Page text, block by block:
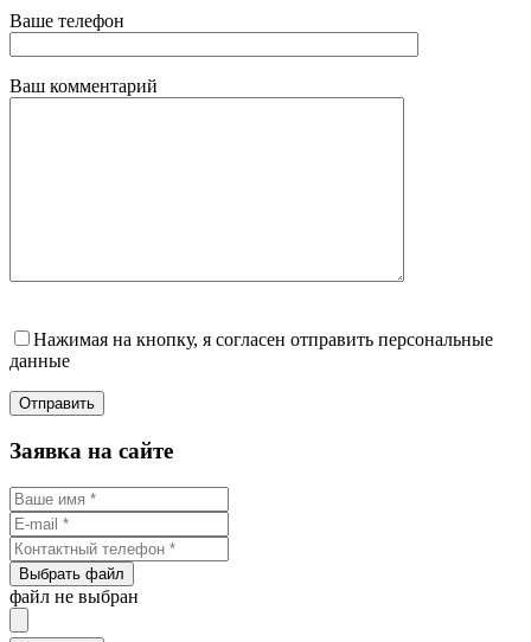
Ваше телефон
Ваш комментарий
Нажимая на кнопку, я согласен отправить персональные
данные
Заявка на сайте
Выбрать файл
файл не выбран